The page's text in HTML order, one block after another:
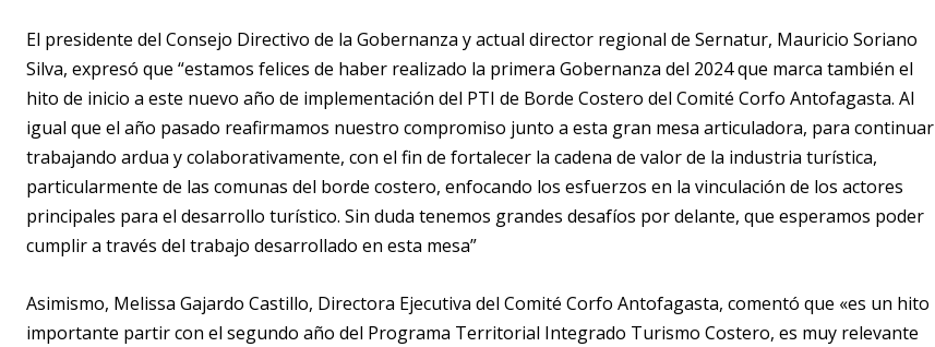
El presidente del Consejo Directivo de la Gobernanza y actual director regional de Sernatur, Mauricio Soriano
Silva, expresó que “estamos felices de haber realizado la primera Gobernanza del 2024 que marca también el
hito de inicio a este nuevo año de implementación del PTI de Borde Costero del Comité Corfo Antofagasta. Al
igual que el año pasado reafirmamos nuestro compromiso junto a esta gran mesa articuladora, para continuar
trabajando ardua y colaborativamente, con el fin de fortalecer la cadena de valor de la industria turística,
particularmente de las comunas del borde costero, enfocando los esfuerzos en la vinculación de los actores
principales para el desarrollo turístico. Sin duda tenemos grandes desafíos por delante, que esperamos poder
cumplir a través del trabajo desarrollado en esta mesa”
Asimismo, Melissa Gajardo Castillo, Directora Ejecutiva del Comité Corfo Antofagasta, comentó que «es un hito
importante partir con el segundo año del Programa Territorial Integrado Turismo Costero, es muy relevante